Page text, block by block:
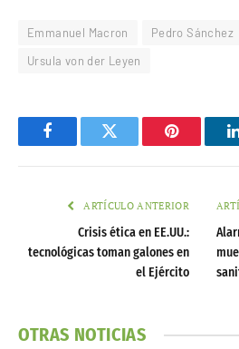
Emmanuel Macron Pedro Sánchez
Ursula von der Leyen
FacebookTwitter Pinterest
ARTÍCULO ANTERIOR
Crisis ética en EE.UU.:
tecnológicas toman galones en
el Ejército
OTRAS NOTICIAS